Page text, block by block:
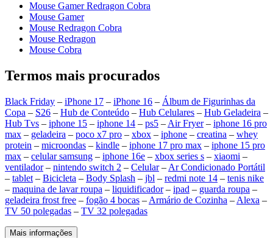
Mouse Gamer Redragon Cobra
Mouse Gamer
Mouse Redragon Cobra
Mouse Redragon
Mouse Cobra
Termos mais procurados
Black Friday – iPhone 17 – iPhone 16 – Álbum de Figurinhas da
Copa – S26 – Hub de Conteúdo – Hub Celulares – Hub Geladeira –
Hub Tvs – iphone 15 – iphone 14 – ps5 – Air Fryer– iphone 16 pro
max – geladeira – poco x7 pro – xbox – iphone – creatina – whey
protein – microondas – kindle – iphone 17 pro max – iphone 15 pro
max – celular samsung – iphone 16e – xbox series s – xiaomi –
ventilador– nintendo switch 2 – Celular– Ar Condicionado Portátil
– tablet – Bicicleta – Body Splash – jbl – redmi note 14 – tenis nike
– maquina de lavar roupa – liquidificador– ipad – guarda roupa –
geladeira frost free – fogão 4 bocas – Armário de Cozinha – Alexa –
TV 50 polegadas – TV 32 polegadas
Mais informações